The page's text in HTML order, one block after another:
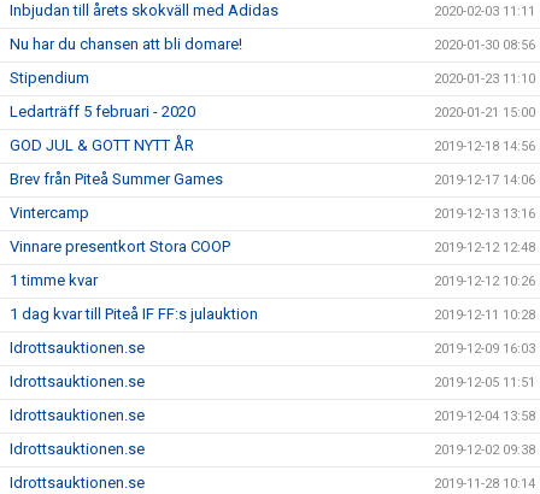
Inbjudan till årets skokväll med Adidas 2020-02-03 11:11
Nu har du chansen att bli domare! 2020-01-30 08:56
Stipendium 2020-01-23 11:10
Ledarträff 5 februari - 2020 2020-01-21 15:00
GOD JUL & GOTT NYTT ÅR 2019-12-18 14:56
Brev från Piteå Summer Games 2019-12-17 14:06
Vintercamp 2019-12-13 13:16
Vinnare presentkort Stora COOP 2019-12-12 12:48
1 timme kvar 2019-12-12 10:26
1 dag kvar till Piteå IF FF:s julauktion 2019-12-11 10:28
Idrottsauktionen.se 2019-12-09 16:03
Idrottsauktionen.se 2019-12-05 11:51
Idrottsauktionen.se 2019-12-04 13:58
Idrottsauktionen.se 2019-12-02 09:38
Idrottsauktionen.se 2019-11-28 10:14